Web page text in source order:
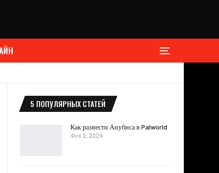
5 ПОПУЛЯРНЫХ СТАТЕЙ
Как развести Анубиса в Palworld
Фев 2, 2024